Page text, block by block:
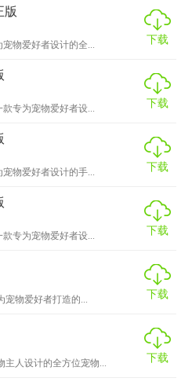
版
物爱好者设计的全...
下载
专为宠物爱好者设...
下载
物爱好者设计的手...
下载
专为宠物爱好者设...
下载
宠物爱好者打造的...
下载
主人设计的全方位宠物...
下载